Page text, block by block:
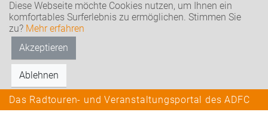
Diese Webseite möchte Cookies nutzen, um Ihnen ein
komfortables Surferlebnis zu ermöglichen. Stimmen Sie
zu? Mehr erfahren
Akzeptieren
Ablehnen
Das Radtouren- und Veranstaltungsportal des ADFC